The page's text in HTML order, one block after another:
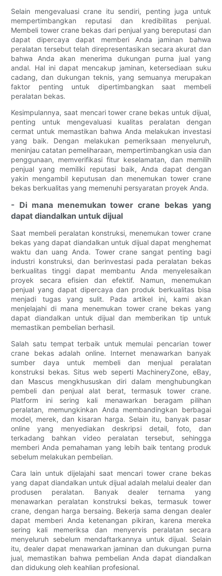
Selain mengevaluasi crane itu sendiri, penting juga untuk
mempertimbangkan reputasi dan kredibilitas penjual.
Membeli tower crane bekas dari penjual yang bereputasi dan
dapat dipercaya dapat memberi Anda jaminan bahwa
peralatan tersebut telah direpresentasikan secara akurat dan
bahwa Anda akan menerima dukungan purna jual yang
andal. Hal ini dapat mencakup jaminan, ketersediaan suku
cadang, dan dukungan teknis, yang semuanya merupakan
faktor penting untuk dipertimbangkan saat membeli
peralatan bekas.
Kesimpulannya, saat mencari tower crane bekas untuk dijual,
penting untuk mengevaluasi kualitas peralatan dengan
cermat untuk memastikan bahwa Anda melakukan investasi
yang baik. Dengan melakukan pemeriksaan menyeluruh,
meninjau catatan pemeliharaan, mempertimbangkan usia dan
penggunaan, memverifikasi fitur keselamatan, dan memilih
penjual yang memiliki reputasi baik, Anda dapat dengan
yakin mengambil keputusan dan menemukan tower crane
bekas berkualitas yang memenuhi persyaratan proyek Anda.
- Di mana menemukan tower crane bekas yang
dapat diandalkan untuk dijual
Saat membeli peralatan konstruksi, menemukan tower crane
bekas yang dapat diandalkan untuk dijual dapat menghemat
waktu dan uang Anda. Tower crane sangat penting bagi
industri konstruksi, dan berinvestasi pada peralatan bekas
berkualitas tinggi dapat membantu Anda menyelesaikan
proyek secara efisien dan efektif. Namun, menemukan
penjual yang dapat dipercaya dan produk berkualitas bisa
menjadi tugas yang sulit. Pada artikel ini, kami akan
menjelajahi di mana menemukan tower crane bekas yang
dapat diandalkan untuk dijual dan memberikan tip untuk
memastikan pembelian berhasil.
Salah satu tempat terbaik untuk memulai pencarian tower
crane bekas adalah online. Internet menawarkan banyak
sumber daya untuk membeli dan menjual peralatan
konstruksi bekas. Situs web seperti MachineryZone, eBay,
dan Mascus mengkhususkan diri dalam menghubungkan
pembeli dan penjual alat berat, termasuk tower crane.
Platform ini sering kali menawarkan beragam pilihan
peralatan, memungkinkan Anda membandingkan berbagai
model, merek, dan kisaran harga. Selain itu, banyak pasar
online yang menyediakan deskripsi detail, foto, dan
terkadang bahkan video peralatan tersebut, sehingga
memberi Anda pemahaman yang lebih baik tentang produk
sebelum melakukan pembelian.
Cara lain untuk dijelajahi saat mencari tower crane bekas
yang dapat diandalkan untuk dijual adalah melalui dealer dan
produsen peralatan. Banyak dealer ternama yang
menawarkan peralatan konstruksi bekas, termasuk tower
crane, dengan harga bersaing. Bekerja sama dengan dealer
dapat memberi Anda ketenangan pikiran, karena mereka
sering kali memeriksa dan menyervis peralatan secara
menyeluruh sebelum mendaftarkannya untuk dijual. Selain
itu, dealer dapat menawarkan jaminan dan dukungan purna
jual, memastikan bahwa pembelian Anda dapat diandalkan
dan didukung oleh keahlian profesional.